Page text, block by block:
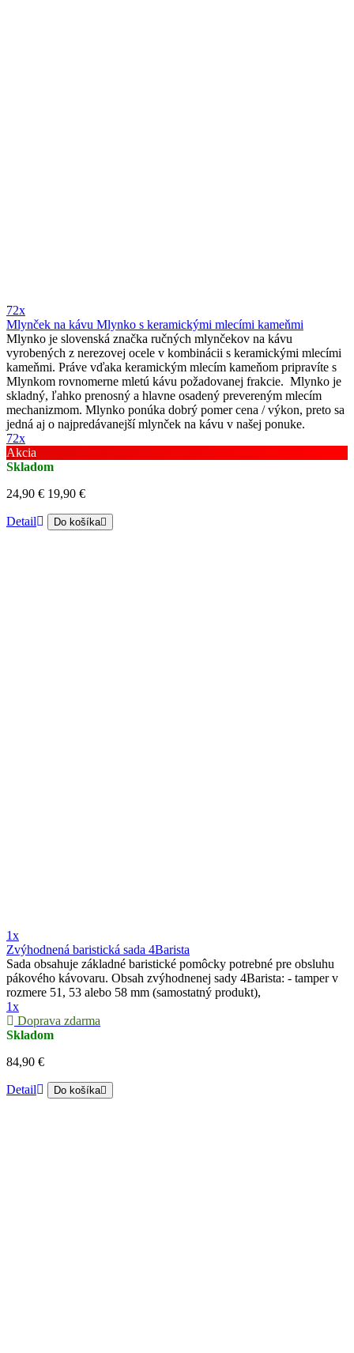
72x
Mlynček na kávu Mlynko s keramickými mlecími kameňmi
Mlynko je slovenská značka ručných mlynčekov na kávu
vyrobených z nerezovej ocele v kombinácii s keramickými mlecími
kameňmi. Práve vďaka keramickým mlecím kameňom pripravíte s
Mlynkom rovnomerne mletú kávu požadovanej frakcie. Mlynko je
skladný, ľahko prenosný a hlavne osadený prevereným mlecím
mechanizmom. Mlynko ponúka dobrý pomer cena / výkon, preto sa
jedná aj o najpredávanejší mlynček na kávu v našej ponuke.
72x
Akcia
Skladom
24,90 € 19,90 €
Detail Do košíka
1x
Zvýhodnená baristická sada 4Barista
Sada obsahuje základné baristické pomôcky potrebné pre obsluhu
pákového kávovaru. Obsah zvýhodnenej sady 4Barista: - tamper v
rozmere 51, 53 alebo 58 mm (samostatný produkt),
1x
Doprava zdarma
Skladom
84,90 €
Detail Do košíka